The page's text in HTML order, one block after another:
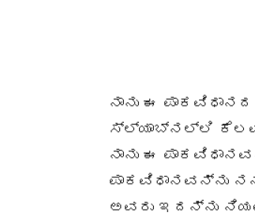
ನಾನು ಈ
ಸ್ಲ್ಯಾಬ್‌ನಲ್ಲಿ
ನಾನು ಈ
ಪಾಕವಿಧಾನವನ್ನು
ಅವರು ಇದನ್ನು